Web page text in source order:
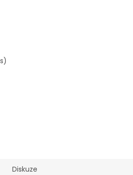
Diskuze